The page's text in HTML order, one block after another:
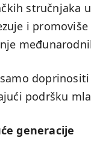
stručnjaka
i
podršku
generacije